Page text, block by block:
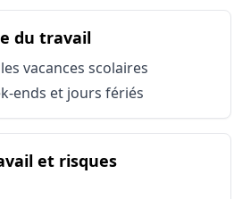
d'exercice : Entraîneur /
risques professionnels
risques professionnels
En
risques professionnels
risques professionnels
du travaildu métier
vacances scolaires
ends et jours fériés
et risques
métier Entraîneur /